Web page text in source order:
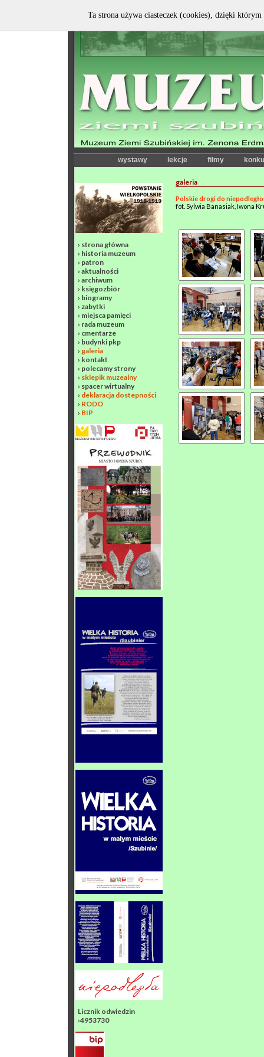
wystawy lekcje filmy
› strona główna
› historia muzeum
› patron
› aktualności
› archiwum
› księgozbiór
› biogramy
› zabytki
› miejsca pamięci
› rada muzeum
› cmentarze
› budynki pkp
› galeria
› kontakt
› polecamy strony
› sklepik muzealny
› spacer wirtualny
› deklaracja dostepności
› RODO
› BIP
Licznik odwiedzin
›4953730
galeria
Polskie drogi do
fot. Sylwia Banasiak, Iwona
Ta strona używa ciasteczek (cookies), dzięki